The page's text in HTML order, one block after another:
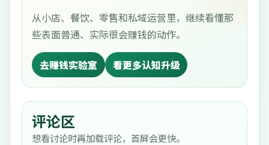
从小店、餐饮、零售和私域运营里，继续看懂那
些表面普通、实际很会赚钱的动作。
去赚钱实验室 看更多认知升级
评论区
想看讨论时再加载评论，首屏会更快。